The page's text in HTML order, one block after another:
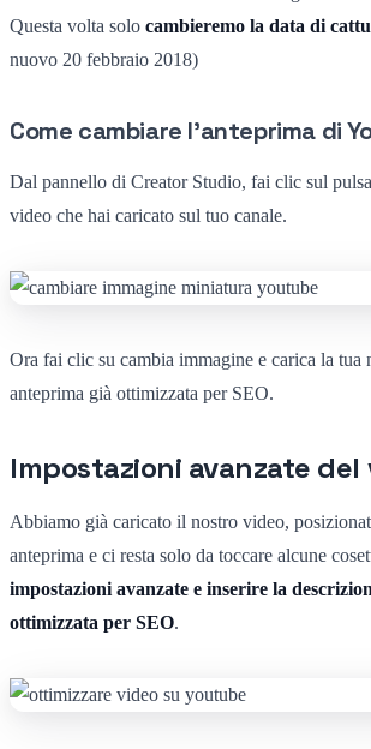
Questa volta solo cambieremo la data di
nuovo 20 febbraio 2018)
Come cambiare l'anteprima di
Dal pannello di Creator Studio, fai clic sul
video che hai caricato sul tuo canale.
Ora fai clic su cambia immagine e carica la tua
anteprima già ottimizzata per SEO.
Impostazioni avanzate del
Abbiamo già caricato il nostro video,
anteprima e ci resta solo da toccare alcune
impostazioni avanzate e inserire la
ottimizzata per SEO.